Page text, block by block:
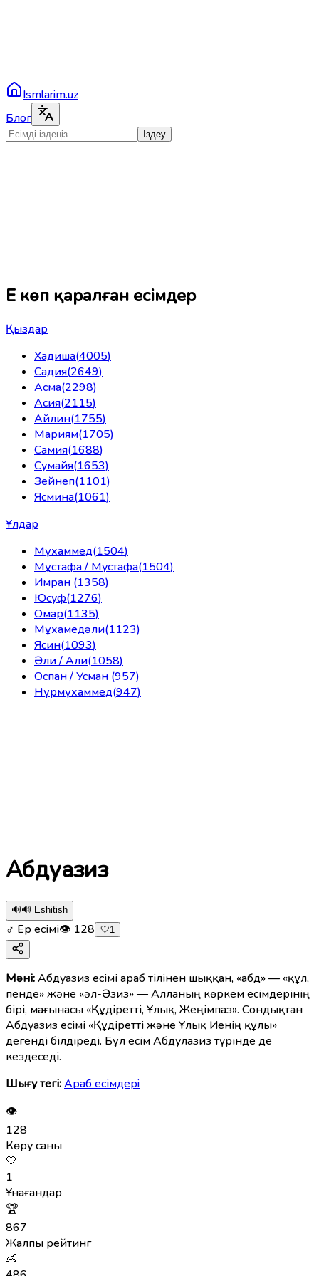
Ismlarim.uz
Блог
Іздеу
Ең көп қаралған есімдер
Қыздар
Хадиша(4005)
Садия(2649)
Асма(2298)
Асия(2115)
Айлин(1755)
Мариям(1705)
Самия(1688)
Сумайя(1653)
Зейнеп(1101)
Ясмина(1061)
Ұлдар
Мұхаммед(1504)
Мұстафа / Мустафа(1504)
Имран (1358)
Юсуф(1276)
Омар(1135)
Мұхамедәли(1123)
Ясин(1093)
Әли / Али(1058)
Оспан / Усман (957)
Нұрмұхаммед(947)
Абдуазиз
🔊🔊 Eshitish
♂ Ер есімі👁 128 🤍1
Мәні:Абдуазиз есімі араб тілінен шыққан, «абд» — «құл,
пенде» және «әл-Әзиз» — Алланың көркем есімдерінің
бірі, мағынасы «Құдіретті, Ұлық, Жеңімпаз». Сондықтан
Абдуазиз есімі «Құдіретті және Ұлық Иенің құлы»
дегенді білдіреді. Бұл есім Абдулазиз түрінде де
кездеседі.
Шығу тегі:Араб есімдерi
👁
128
Көру саны
🤍
1
Ұнағандар
🏆
867
Жалпы рейтинг
👶